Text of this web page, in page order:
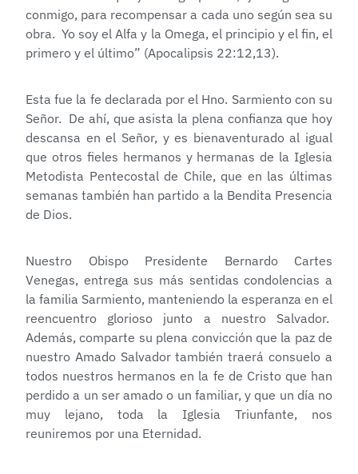
conmigo, para recompensar a cada uno según sea su
obra. Yo soy el Alfa y la Omega, el principio y el fin, el
primero y el último” (Apocalipsis 22:12,13).
Esta fue la fe declarada por el Hno. Sarmiento con su
Señor. De ahí, que asista la plena confianza que hoy
descansa en el Señor, y es bienaventurado al igual
que otros fieles hermanos y hermanas de la Iglesia
Metodista Pentecostal de Chile, que en las últimas
semanas también han partido a la Bendita Presencia
de Dios.
Nuestro Obispo Presidente Bernardo Cartes
Venegas, entrega sus más sentidas condolencias a
la familia Sarmiento, manteniendo la esperanza en el
reencuentro glorioso junto a nuestro Salvador.
Además, comparte su plena convicción que la paz de
nuestro Amado Salvador también traerá consuelo a
todos nuestros hermanos en la fe de Cristo que han
perdido a un ser amado o un familiar, y que un día no
muy lejano, toda la Iglesia Triunfante, nos
reuniremos por una Eternidad.